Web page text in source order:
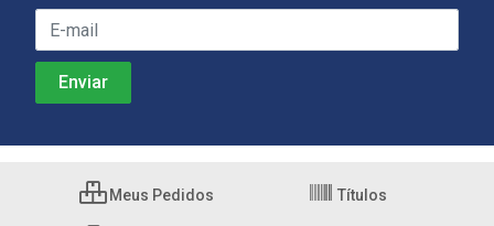
Meus Pedidos Títulos